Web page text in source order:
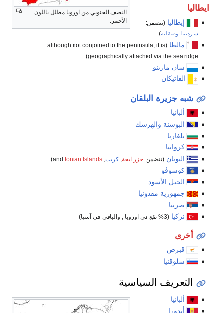
النصف الجنوبي من اوروبا مظلل باللون
الأحمر.
ايطاليا
إيطاليا (تتضمن:
سردينيا وصقلية)
مالطا
(although not conjoined to the peninsula, it is
geographically attached via the sea ridge)
سان مارينو
الڤاتيكان
شبه جزيرة البلقان
ألبانيا
البوسنة والهرسك
بلغاريا
كرواتيا
اليونان (تتضمن:جزر ايجة ,كريت , and
Ionian Islands
)
كوسوڤو
الجبل الأسود
جمهورية مقدونيا
صربيا
تركيا (3% تقع في اوروبا , والباقي في آسيا)
أخرى
قبرص
سلوڤنيا
التعريف السياسية
ألبانيا
أندورا